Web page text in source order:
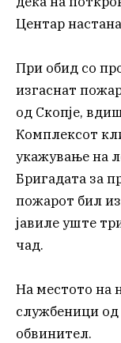
Центар
При обид со
изгаснат
од Скопје,
Комплексот
укажување на
Бригадата за
пожарот бил
јавиле уште
чад.
На местото на
службеници од
обвинител.